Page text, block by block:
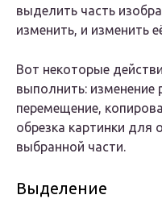
выделить часть
изменить, и изменить
Вот некоторые
выполнить: изменение
перемещение,
обрезка картинки для
выбранной части.
Выделение